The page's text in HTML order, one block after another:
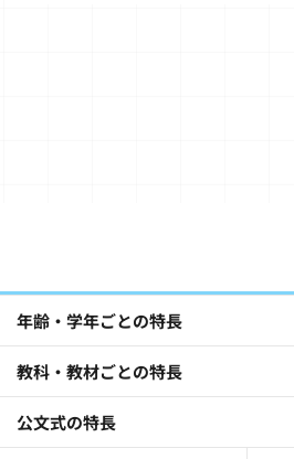
パートナーとの連携(42)
社員採用(9)
公文式
障害児・障害者(60)
年齢・学年ごとの特長
教科・教材ごとの特長
公文式の特長